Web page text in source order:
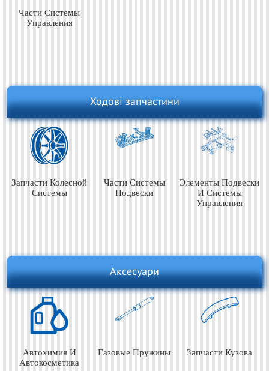
Части Системы
Управления
Ходові запчастини
Запчасти Колесной
Системы
Части Системы
Подвески
Элементы Подвески
И Системы
Управления
Аксесуари
Автохимия И
Автокосметика
Газовые Пружины Запчасти Кузова